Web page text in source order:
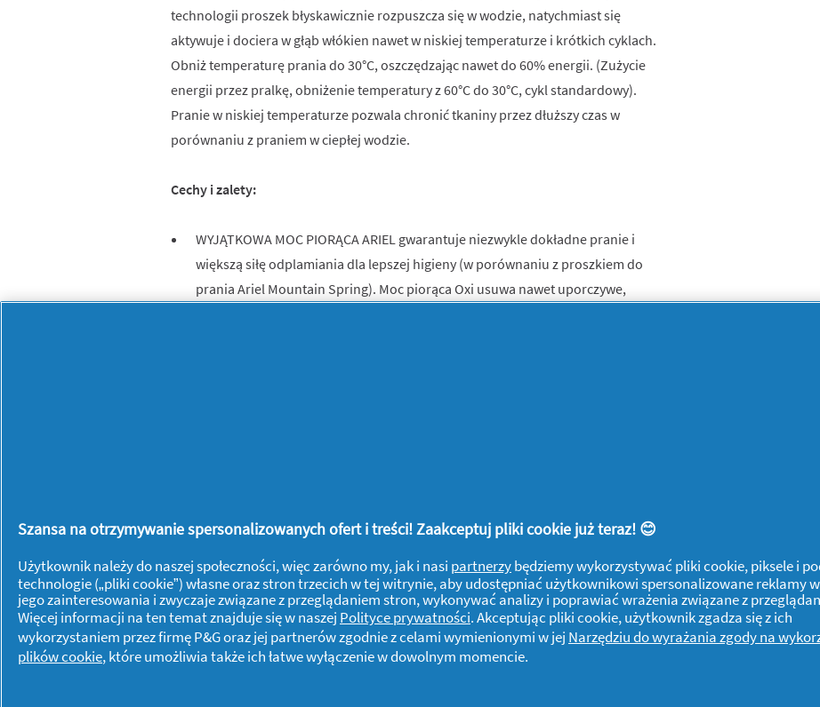
technologii proszek błyskawicznie rozpuszcza się w wodzie, natychmiast się
aktywuje i dociera w głąb włókien nawet w niskiej temperaturze i krótkich cyklach.
Obniż temperaturę prania do 30°C, oszczędzając nawet do 60% energii. (Zużycie
energii przez pralkę, obniżenie temperatury z 60°C do 30°C, cykl standardowy).
Pranie w niskiej temperaturze pozwala chronić tkaniny przez dłuższy czas w
porównaniu z praniem w ciepłej wodzie.
Cechy i zalety:
WYJĄTKOWA MOC PIORĄCA ARIEL gwarantuje niezwykle dokładne pranie i
większą siłę odplamiania dla lepszej higieny (w porównaniu z proszkiem do
prania Ariel Mountain Spring). Moc piorąca Oxi usuwa nawet uporczywe,
Szansa na otrzymywanie spersonalizowanych ofert i treści! Zaakceptuj pliki cookie już teraz! 😊
Użytkownik należy do naszej społeczności, więc zarówno my, jak i nasi partnerzybędziemy wykorzystywać pliki cookie, piksele i
technologie („pliki cookie”) własne oraz stron trzecich w tej witrynie, aby udostępniać użytkownikowi spersonalizowane reklamy
jego zainteresowania i zwyczaje związane z przeglądaniem stron, wykonywać analizy i poprawiać wrażenia związane z
Więcej informacji na ten temat znajduje się w naszej Polityce prywatności. Akceptując pliki cookie, użytkownik zgadza się z ich
wykorzystaniem przez firmę P&G oraz jej partnerów zgodnie z celami wymienionymi w jej Narzędziu do wyrażania zgody na
plików cookie, które umożliwia także ich łatwe wyłączenie w dowolnym momencie.